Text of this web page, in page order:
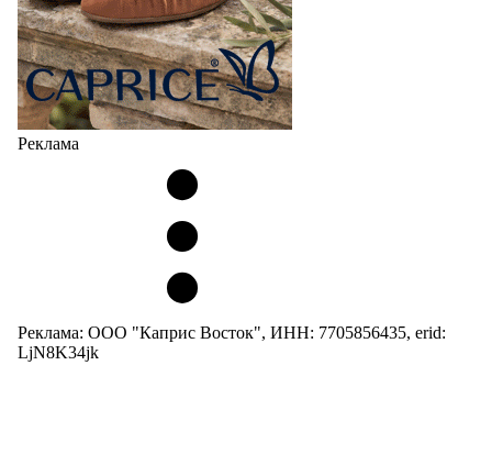
Реклама
Реклама: ООО "Каприс Восток", ИНН: 7705856435, erid:
LjN8K34jk